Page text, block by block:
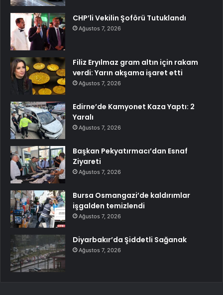
CHP’li Vekilin Şoförü Tutuklandı
Ağustos 7, 2026
Filiz Eryılmaz gram altın için rakam
verdi: Yarın akşama işaret etti
Ağustos 7, 2026
Edirne’de Kamyonet Kaza Yaptı: 2
Yaralı
Ağustos 7, 2026
Başkan Pekyatırmacı’dan Esnaf
Ziyareti
Ağustos 7, 2026
Bursa Osmangazi’de kaldırımlar
işgalden temizlendi
Ağustos 7, 2026
Diyarbakır’da Şiddetli Sağanak
Ağustos 7, 2026